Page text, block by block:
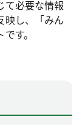
て必要な情報
映し、「みん
す。